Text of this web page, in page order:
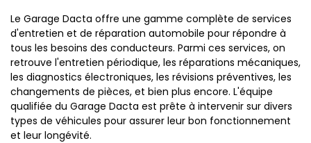
Le Garage Dacta offre une gamme complète de services
d'entretien et de réparation automobile pour répondre à
tous les besoins des conducteurs. Parmi ces services, on
retrouve l'entretien périodique, les réparations mécaniques,
les diagnostics électroniques, les révisions préventives, les
changements de pièces, et bien plus encore. L'équipe
qualifiée du Garage Dacta est prête à intervenir sur divers
types de véhicules pour assurer leur bon fonctionnement
et leur longévité.